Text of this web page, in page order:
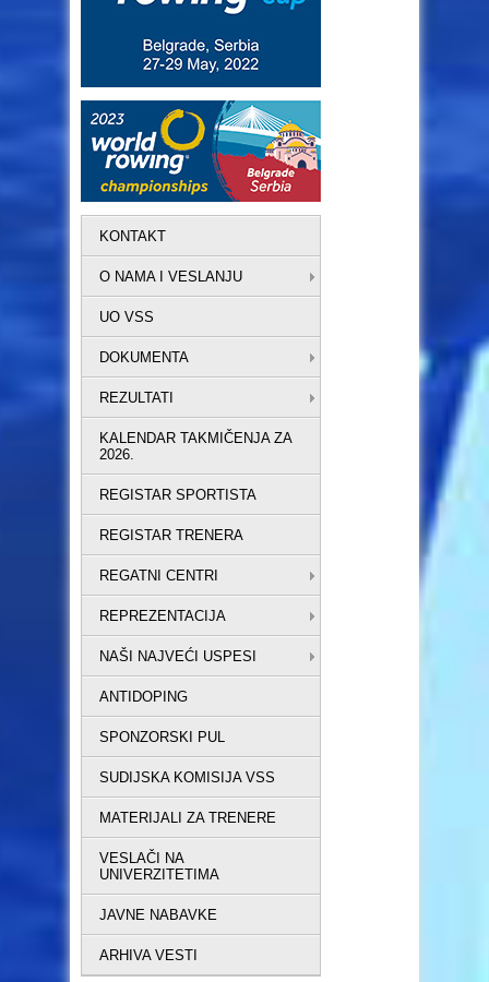
KONTAKT
O NAMA I VESLANJU
UO VSS
DOKUMENTA
REZULTATI
KALENDAR TAKMIČENJA ZA
2026.
REGISTAR SPORTISTA
REGISTAR TRENERA
REGATNI CENTRI
REPREZENTACIJA
NAŠI NAJVEĆI USPESI
ANTIDOPING
SPONZORSKI PUL
SUDIJSKA KOMISIJA VSS
MATERIJALI ZA TRENERE
VESLAČI NA
UNIVERZITETIMA
JAVNE NABAVKE
ARHIVA VESTI